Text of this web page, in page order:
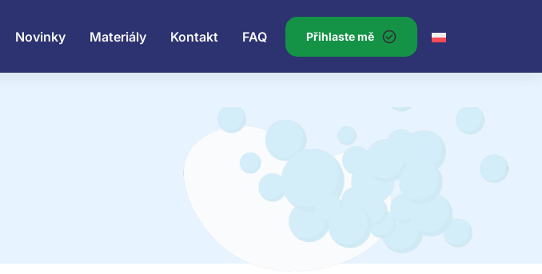
Novinky Materiály Kontakt FAQ Přihlaste mě